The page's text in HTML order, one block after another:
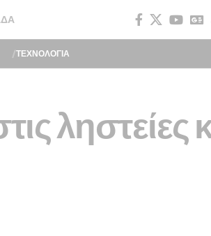
ΤΕΧΝΟΛΟΓΙΑ
ληστείες